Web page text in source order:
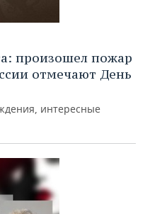
произошел пожар
отмечают День
интересные